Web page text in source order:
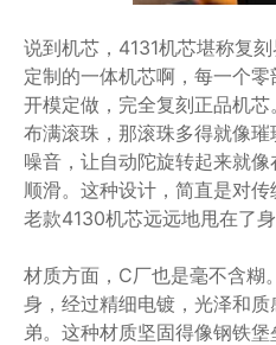
说到机芯，4131机芯堪称复
定制的一体机芯啊，每一个零
开模定做，完全复刻正品机
布满滚珠，那滚珠多得就像
噪音，让自动陀旋转起来就像
顺滑。这种设计，简直是对
老款4130机芯远远地甩在了身
材质方面，C厂也是毫不含糊
身，经过精细电镀，光泽和
弟。这种材质坚固得像钢铁